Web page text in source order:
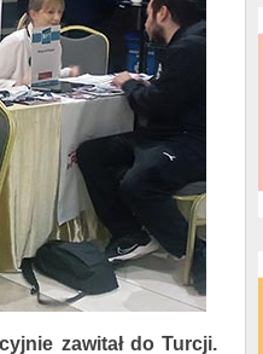
zawitał do Turcji.